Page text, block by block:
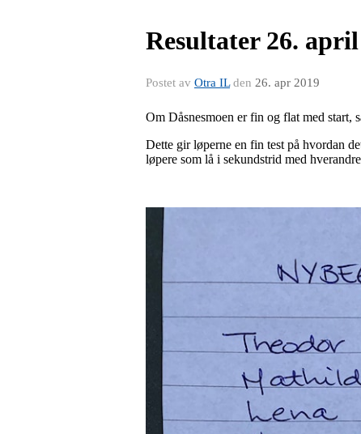
Resultater 26.
Postet av Otra ILden 26. apr 2019
Om Dåsnesmoen er fin og flat med start,
Dette gir løperne en fin test på hvordan
løpere som lå i sekundstrid med